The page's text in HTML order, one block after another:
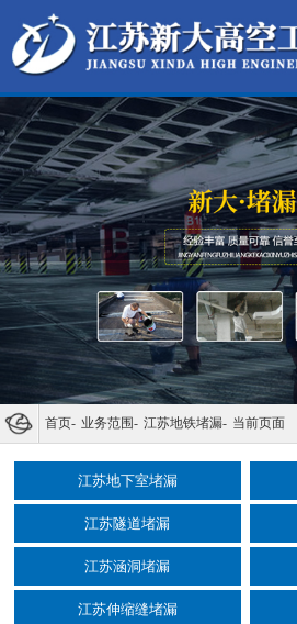
首页- 业务范围- 江苏地铁堵漏- 当前页面
江苏地下室堵漏
江苏隧道堵漏
江苏涵洞堵漏
江苏伸缩缝堵漏